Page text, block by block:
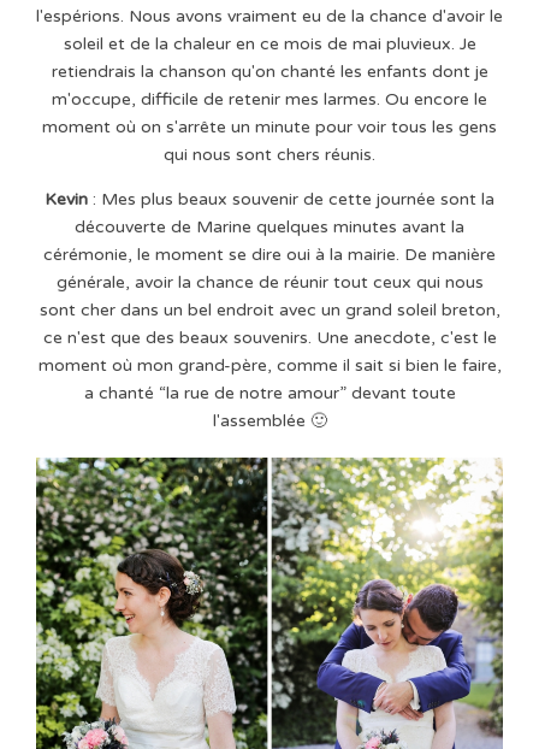
l'espérions. Nous avons vraiment eu de la chance d'avoir le
soleil et de la chaleur en ce mois de mai pluvieux. Je
retiendrais la chanson qu'on chanté les enfants dont je
m'occupe, difficile de retenir mes larmes. Ou encore le
moment où on s'arrête un minute pour voir tous les gens
qui nous sont chers réunis.
Kevin : Mes plus beaux souvenir de cette journée sont la
découverte de Marine quelques minutes avant la
cérémonie, le moment se dire oui à la mairie. De manière
générale, avoir la chance de réunir tout ceux qui nous
sont cher dans un bel endroit avec un grand soleil breton,
ce n'est que des beaux souvenirs. Une anecdote, c'est le
moment où mon grand-père, comme il sait si bien le faire,
a chanté “la rue de notre amour” devant toute
l'assemblée 🙂